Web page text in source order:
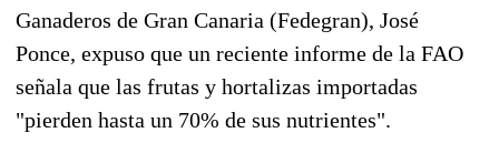
Ganaderos de Gran Canaria (Fedegran), José
Ponce, expuso que un reciente informe de la FAO
señala que las frutas y hortalizas importadas
"pierden hasta un 70% de sus nutrientes".